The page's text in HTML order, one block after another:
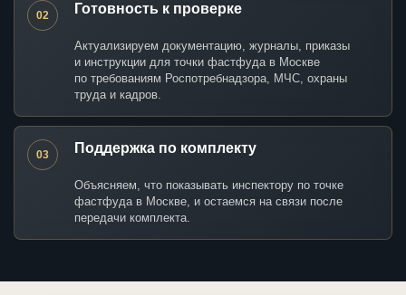
02 Готовность к проверке
Актуализируем документацию, журналы, приказы
и инструкции для точки фастфуда в Москве
по требованиям Роспотребнадзора, МЧС, охраны
труда и кадров.
03 Поддержка по комплекту
Объясняем, что показывать инспектору по точке
фастфуда в Москве, и остаемся на связи после
передачи комплекта.